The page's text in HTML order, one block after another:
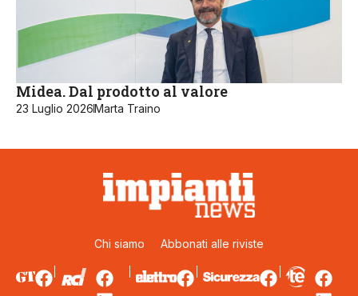
Midea. Dal prodotto al valore
23 Luglio 2026Marta Traino
Chi siamo Abbonati alle riviste